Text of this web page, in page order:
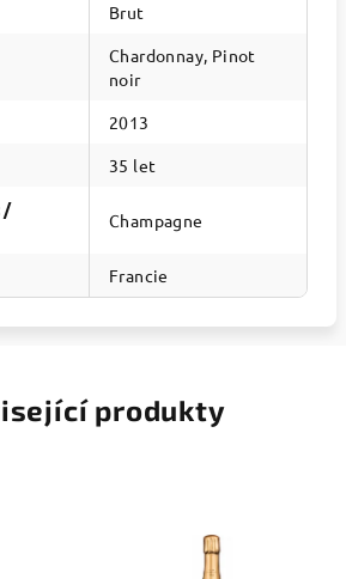
Brut
Chardonnay, Pinot
noir
2013
35 let
/
Champagne
Francie
produkty